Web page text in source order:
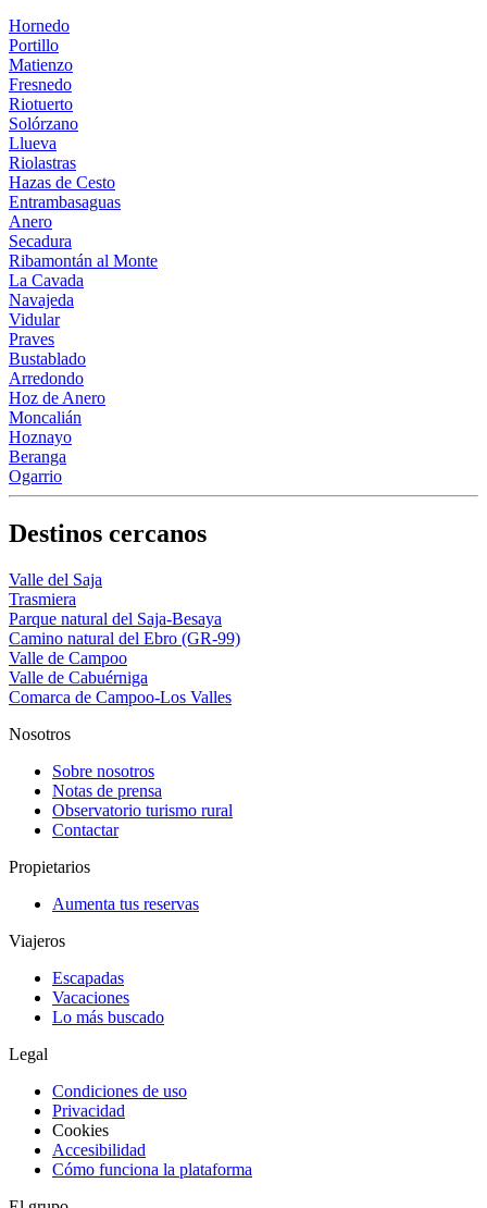
Hornedo
Portillo
Matienzo
Fresnedo
Riotuerto
Solórzano
Llueva
Riolastras
Hazas de Cesto
Entrambasaguas
Anero
Secadura
Ribamontán al Monte
La Cavada
Navajeda
Vidular
Praves
Bustablado
Arredondo
Hoz de Anero
Moncalián
Hoznayo
Beranga
Ogarrio
Destinos cercanos
Valle del Saja
Trasmiera
Parque natural del Saja-Besaya
Camino natural del Ebro (GR-99)
Valle de Campoo
Valle de Cabuérniga
Comarca de Campoo-Los Valles
Nosotros
Sobre nosotros
Notas de prensa
Observatorio turismo rural
Contactar
Propietarios
Aumenta tus reservas
Viajeros
Escapadas
Vacaciones
Lo más buscado
Legal
Condiciones de uso
Privacidad
Cookies
Accesibilidad
Cómo funciona la plataforma